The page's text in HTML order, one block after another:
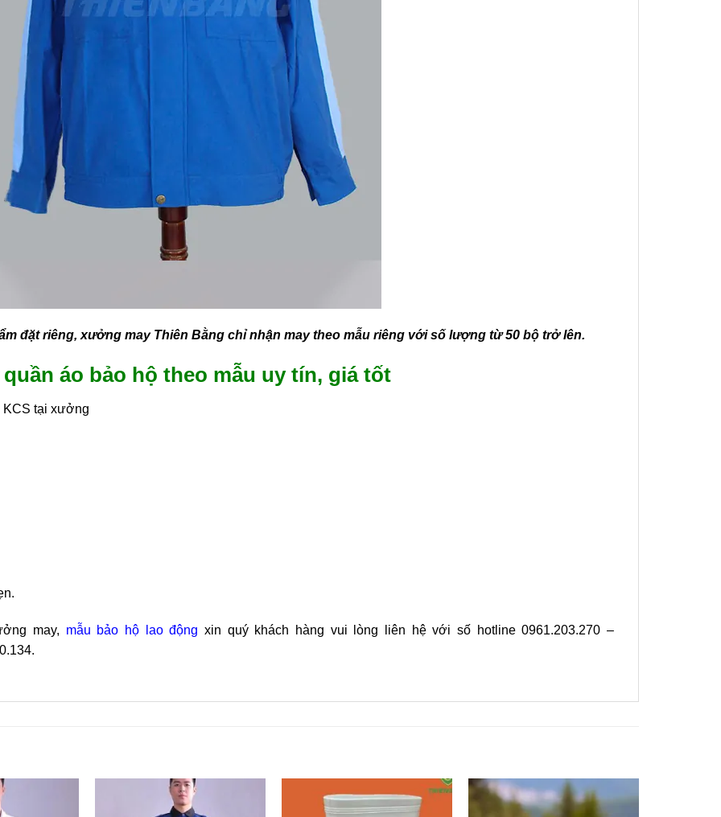
đặt riêng, xưởng may Thiên Bằng chỉ nhận may theo mẫu riêng với số lượng từ 50 bộ trở lên.
áo bảo hộ theo mẫu uy tín, giá tốt
KCS tại xưởng
may, mẫu bảo hộ lao động xin quý khách hàng vui lòng liên hệ với số hotline0961.203.270 –